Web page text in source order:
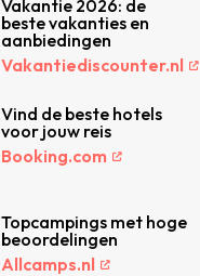
Vakantie 2026: de
beste vakanties en
aanbiedingen
Vakantiediscounter.nl
Vind de beste hotels
voor jouw reis
Booking.com
Topcampings met hoge
beoordelingen
Allcamps.nl